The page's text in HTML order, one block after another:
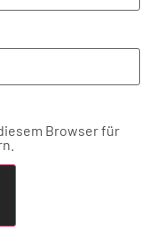
Browser für